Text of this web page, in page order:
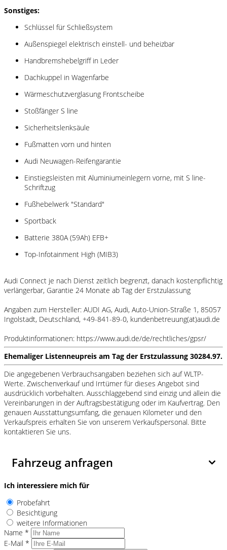
Sonstiges:
Schlüssel für Schließsystem
Außenspiegel elektrisch einstell- und beheizbar
Handbremshebelgriff in Leder
Dachkuppel in Wagenfarbe
Wärmeschutzverglasung Frontscheibe
Stoßfänger S line
Sicherheitslenksäule
Fußmatten vorn und hinten
Audi Neuwagen-Reifengarantie
Einstiegsleisten mit Aluminiumeinlegern vorne, mit S line-
Schriftzug
Fußhebelwerk "Standard"
Sportback
Batterie 380A (59Ah) EFB+
Top-Infotainment High (MIB3)
Audi Connect je nach Dienst zeitlich begrenzt, danach kostenpflichtig
verlängerbar, Garantie 24 Monate ab Tag der Erstzulassung
Angaben zum Hersteller: AUDI AG, Audi, Auto-Union-Straße 1, 85057
Ingolstadt, Deutschland, +49-841-89-0, kundenbetreuung(at)audi.de
Produktinformationen: https://www.audi.de/de/rechtliches/gpsr/
Ehemaliger Listenneupreis am Tag der Erstzulassung 30284.97.
Die angegebenen Verbrauchsangaben beziehen sich auf WLTP-
Werte. Zwischenverkauf und Irrtümer für dieses Angebot sind
ausdrücklich vorbehalten. Ausschlaggebend sind einzig und allein die
Vereinbarungen in der Auftragsbestätigung oder im Kaufvertrag. Den
genauen Ausstattungsumfang, die genauen Kilometer und den
Verkaufspreis erhalten Sie von unserem Verkaufspersonal. Bitte
kontaktieren Sie uns.
Fahrzeug anfragen
Ich interessiere mich für
Probefahrt
Besichtigung
weitere Informationen
Name *
E-Mail *